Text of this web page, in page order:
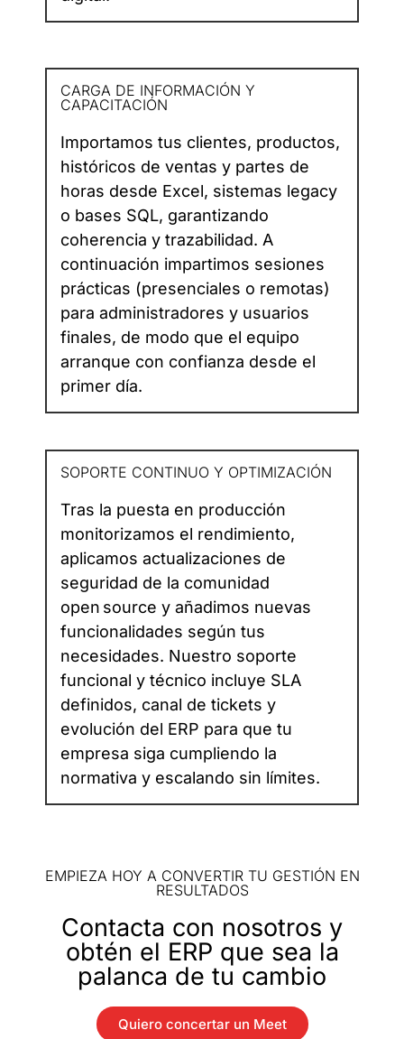
CARGA DE INFORMACIÓN Y
CAPACITACIÓN
Importamos tus clientes, productos,
históricos de ventas y partes de
horas desde Excel, sistemas legacy
o bases SQL, garantizando
coherencia y trazabilidad. A
continuación impartimos sesiones
prácticas (presenciales o remotas)
para administradores y usuarios
finales, de modo que el equipo
arranque con confianza desde el
primer día.
SOPORTE CONTINUO Y OPTIMIZACIÓN
Tras la puesta en producción
monitorizamos el rendimiento,
aplicamos actualizaciones de
seguridad de la comunidad
open source y añadimos nuevas
funcionalidades según tus
necesidades. Nuestro soporte
funcional y técnico incluye SLA
definidos, canal de tickets y
evolución del ERP para que tu
empresa siga cumpliendo la
normativa y escalando sin límites.
EMPIEZA HOY A CONVERTIR TU GESTIÓN EN
RESULTADOS
Contacta con nosotros y
obtén el ERP que sea la
palanca de tu cambio
Quiero concertar un Meet